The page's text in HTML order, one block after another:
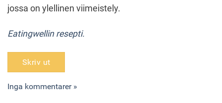
jossa on ylellinen viimeistely.
Eatingwellin resepti.
Skriv ut
Inga kommentarer »